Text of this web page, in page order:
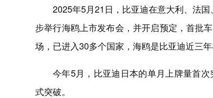
2025年5月21日，比亚迪在意大利、法
步举行海鸥上市发布会，并开启预定，首批
场，已进入30多个国家，海鸥是比亚迪近三
今年5月，比亚迪日本的单月上牌量首
式突破。